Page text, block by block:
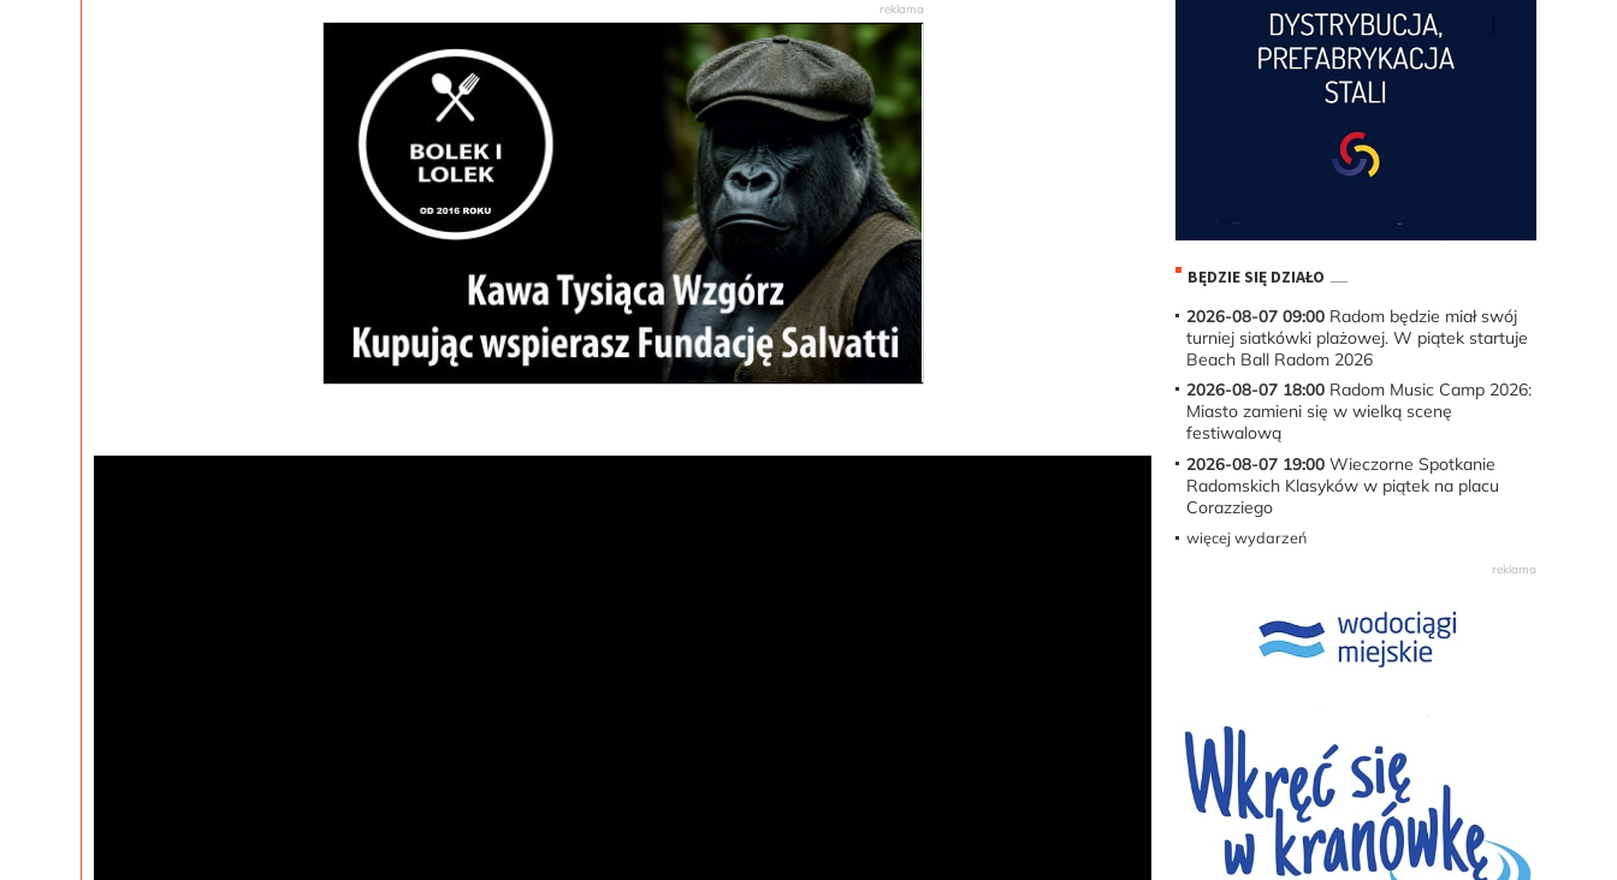
BĘDZIE SIĘ DZIAŁO
2026-08-07 09:00Radom będzie miał swój
turniej siatkówki plażowej. W piątek startuje
Beach Ball Radom 2026
2026-08-07 18:00Radom Music Camp 2026:
Miasto zamieni się w wielką scenę
festiwalową
2026-08-07 19:00Wieczorne Spotkanie
Radomskich Klasyków w piątek na placu
Corazziego
więcej wydarzeń